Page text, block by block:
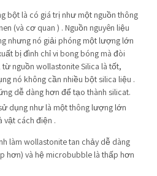
bột là có giá trị như một nguồn thông
(và cơ quan ) . Nguồn nguyên liệu
nhưng nó giải phóng một lượng lớn
bị đình chỉ vi bong bóng mà đòi
nguồn wollastonite Silica là tốt,
nó không cần nhiều bột silica liệu .
dễ dàng hơn để tạo thành silicat.
dụng như là một thông lượng lớn
vật cách điện .
làm wollastonite tan chảy dễ dàng
hơn) và hệ microbubble là thấp hơn